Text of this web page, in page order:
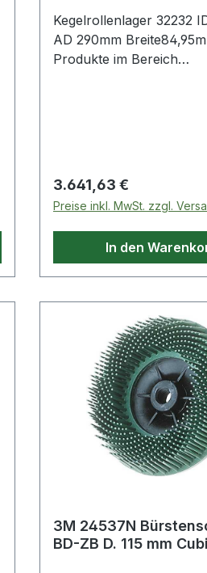
Kegelrollenlager 32232
AD 290mm Breite84,95mm
Produkte im Bereich
Regulärer Preis:
3.641,63 €
Preise inkl. MwSt. zzgl.
In den
3M 24537N
BD-ZB D. 115 mm